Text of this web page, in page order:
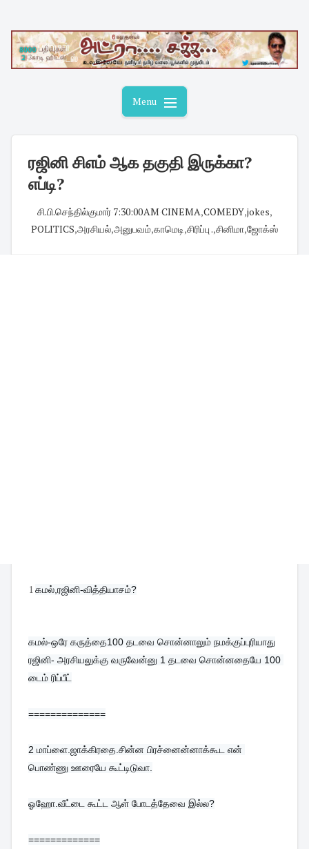
content
Menu
ரஜினி சிஎம் ஆக தகுதி இருக்கா?
எப்டி?
சி.பி.செந்தில்குமார்· 7:30:00 AM CINEMA,COMEDY,jokes,
POLITICS,அரசியல்,அனுபவம்,காமெடி,சிரிப்பு .,சினிமா,ஜோக்ஸ்
1கமல்,ரஜினி-வித்தியாசம்?
கமல்-ஒரே கருத்தை100 தடவை சொன்னாலும் நமக்குப்புரியாது
ரஜினி- அரசியலுக்கு வருவேன்னு 1 தடவை சொன்னதையே 100
டைம் ரிப்பீட்
==============
2 மாப்ளை.ஜாக்கிரதை.சின்ன பிரச்னைன்னாக்கூட என்
பொண்ணு ஊரையே கூட்டிடுவா.
ஓஹோ.வீட்டை கூட்ட ஆள் போடத்தேவை இல்ல?
=============